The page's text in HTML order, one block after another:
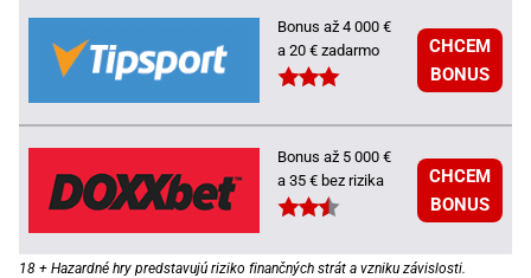
Bonus až 4 000 €
a 20 € zadarmo
CHCEM
BONUS
Bonus až 5 000 €
a 35 € bez rizika
CHCEM
BONUS
18 + Hazardné hry predstavujú riziko finančných strát a vzniku závislosti.